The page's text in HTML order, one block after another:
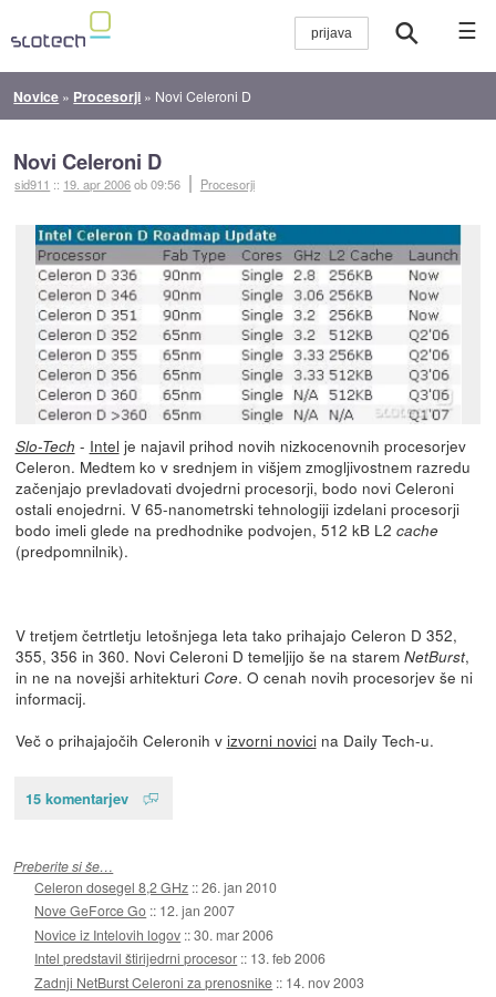
☰
Novice » Procesorji » Novi Celeroni D
Novi Celeroni D
sid911 :: 19. apr 2006ob 09:56 Procesorji
Slo-Tech - Intel je najavil prihod novih nizkocenovnih procesorjev
Celeron. Medtem ko v srednjem in višjem zmogljivostnem razredu
začenjajo prevladovati dvojedrni procesorji, bodo novi Celeroni
ostali enojedrni. V 65-nanometrski tehnologiji izdelani procesorji
bodo imeli glede na predhodnike podvojen, 512 kB L2 cache
(predpomnilnik).
V tretjem četrtletju letošnjega leta tako prihajajo Celeron D 352,
355, 356 in 360. Novi Celeroni D temeljijo še na starem NetBurst,
in ne na novejši arhitekturi Core. O cenah novih procesorjev še ni
informacij.
Več o prihajajočih Celeronih v izvorni novicina Daily Tech-u.
15 komentarjev
Preberite si še…
Celeron dosegel 8,2 GHz ::26. jan 2010
Nove GeForce Go :: 12. jan 2007
Novice iz Intelovih logov ::30. mar 2006
Intel predstavil štirijedrni procesor :: 13. feb 2006
Zadnji NetBurst Celeroni za prenosnike :: 14. nov 2003